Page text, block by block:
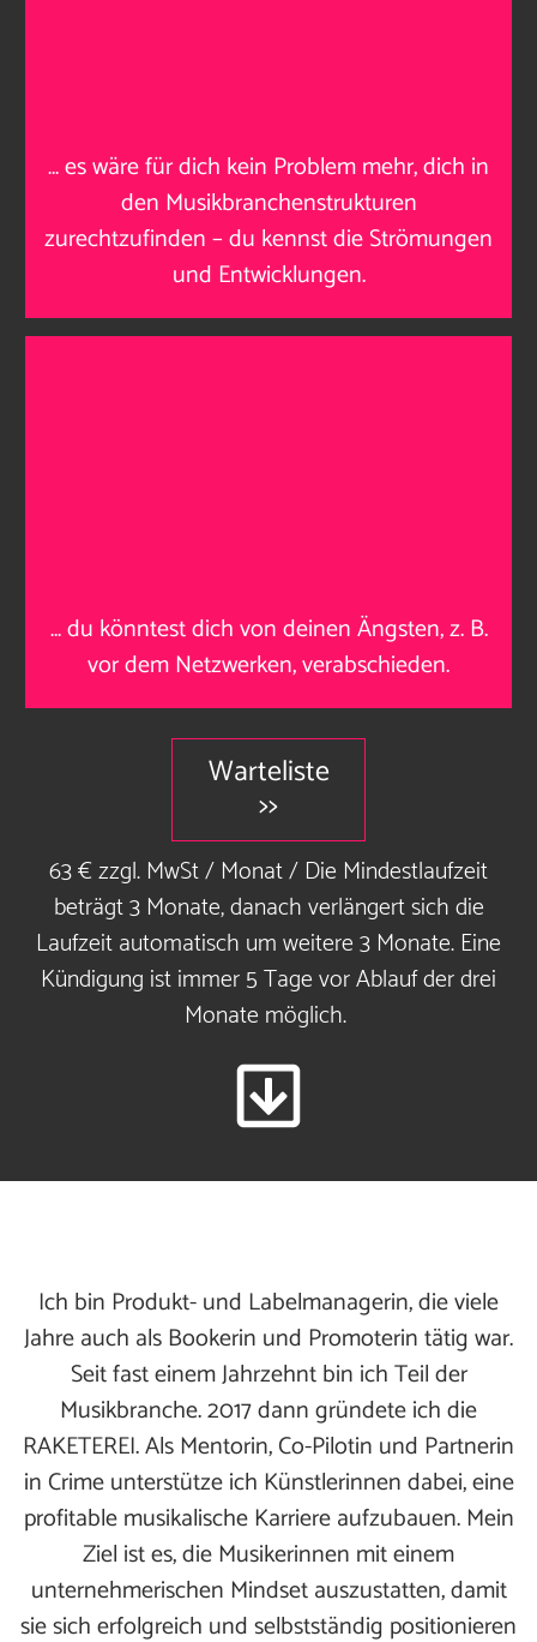
…es wäre für dich kein Problem mehr, dich in
den Musikbranchenstrukturen
zurechtzufinden – du kennst die Strömungen
und Entwicklungen.
…du könntest dich von deinen Ängsten, z. B.
vor dem Netzwerken, verabschieden.
Warteliste
>>
63 € zzgl. MwSt / Monat / Die Mindestlaufzeit
beträgt 3 Monate, danach verlängert sich die
Laufzeit automatisch um weitere 3 Monate. Eine
Kündigung ist immer 5 Tage vor Ablauf der drei
Monate möglich.
Ich bin Produkt- und Labelmanagerin, die viele
Jahre auch als Bookerin und Promoterin tätig war.
Seit fast einem Jahrzehnt bin ich Teil der
Musikbranche. 2017 dann gründete ich die
RAKETEREI. Als Mentorin, Co-Pilotin und Partnerin
in Crime unterstütze ich Künstlerinnen dabei, eine
profitable musikalische Karriere aufzubauen. Mein
Ziel ist es, die Musikerinnen mit einem
unternehmerischen Mindset auszustatten, damit
sie sich erfolgreich und selbstständig positionieren